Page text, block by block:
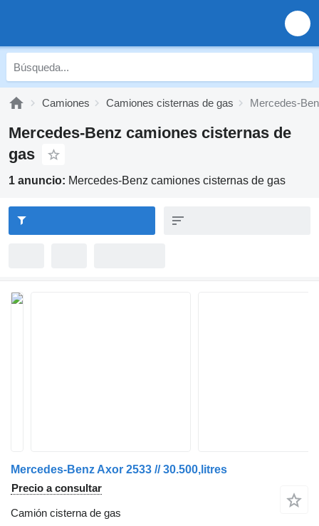
Camiones Camiones cisternas de gas Mercedes-
Mercedes-Benz camiones cisternas de
gas
1 anuncio: Mercedes-Benz camiones cisternas de gas
Mercedes-Benz Axor 2533 // 30.500,litres
Precio a consultar
Camión cisterna de gas